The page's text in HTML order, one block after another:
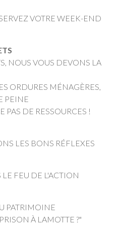
VOTRE WEEK-END
NOUS VOUS DEVONS LA
ORDURES MÉNAGÈRES,
PEINE
DE RESSOURCES !
LES BONS RÉFLEXES
FEU DE L'ACTION
PATRIMOINE
À LAMOTTE ?"